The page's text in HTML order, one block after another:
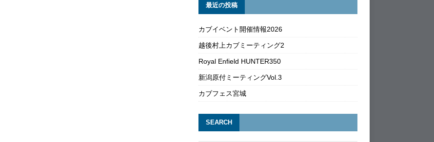
最近の投稿
カブイベント開催情報2026
越後村上カブミーティング2
Royal Enfield HUNTER350
新潟原付ミーティングVol.3
カブフェス宮城
SEARCH